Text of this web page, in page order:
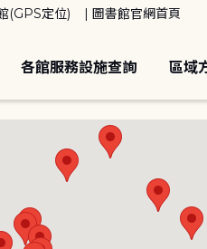
(GPS定位) 圖書館官網首頁
各館服務設施查詢 區域